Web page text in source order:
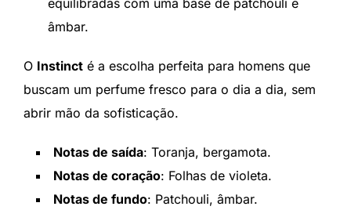
equilibradas com uma base de patchouli e
âmbar.
O Instinct é a escolha perfeita para homens que
buscam um perfume fresco para o dia a dia, sem
abrir mão da sofisticação.
Notas de saída: Toranja, bergamota.
Notas de coração: Folhas de violeta.
Notas de fundo: Patchouli, âmbar.